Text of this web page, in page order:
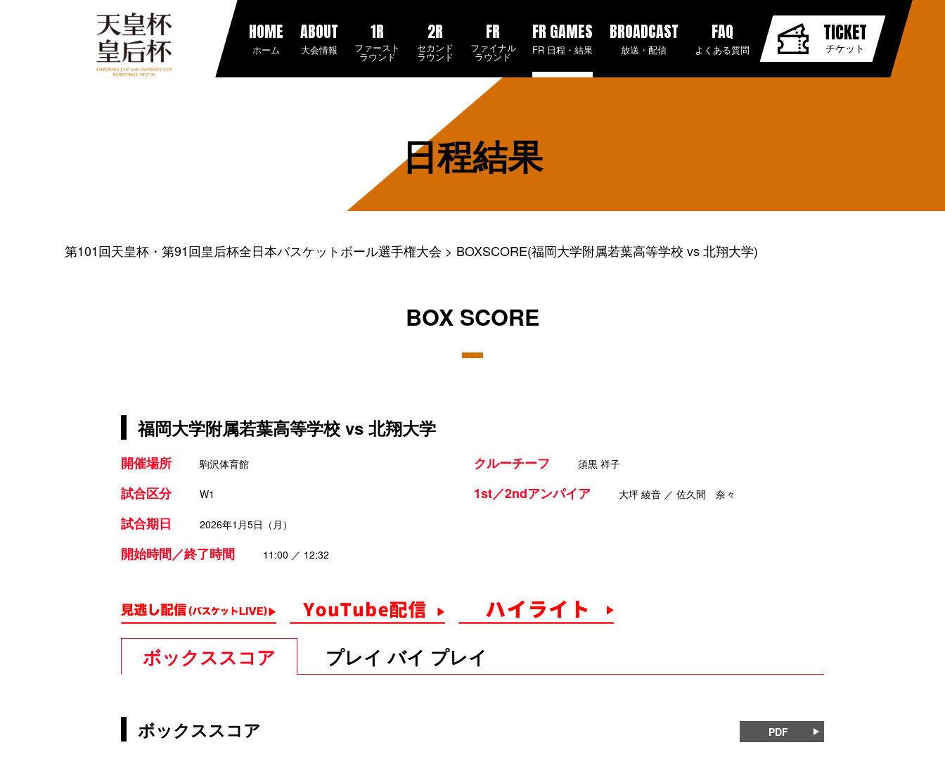
HOME
ホーム
ABOUT
大会情報
1R
ファースト
ラウンド
2R
セカンド
ラウンド
FR
ファイナル
ラウンド
FR GAMES
FR 日程・結果
BROADCAST
放送・配信
FAQ
よくある質問
TICKET
チケット
日程結果
第101回天皇杯・第91回皇后杯全日本バスケットボール選手権大会 BOXSCORE(福岡大学附属若葉高等学校 vs 北翔大学)
BOX SCORE
福岡大学附属若葉高等学校 vs 北翔大学
開催場所 駒沢体育館
試合区分 W1
試合期日 2026年1月5日（月）
開始時間／終了時間 11:00 ／ 12:32
クルーチーフ 須黒 祥子
1st／2ndアンパイア 大坪 綾音 ／ 佐久間 奈々
ボックススコア プレイ バイ プレイ
ボックススコア PDF